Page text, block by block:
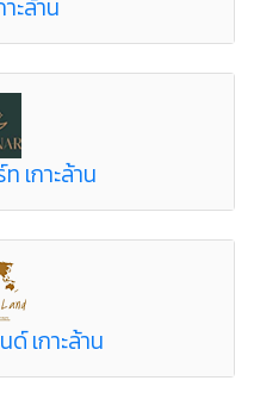
ะล้าน
เกาะล้าน
ด์ เกาะล้าน